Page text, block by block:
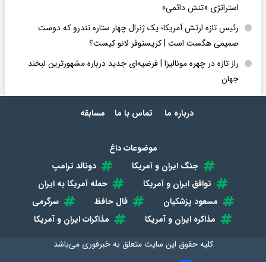
استراتژی «تنش دائمی»
رئیس تازه ارتش آمریکا؛ یک ژنرال چهار ستاره تندرو که دوست
صمیمی هگست است | کریستوفر لانو کیست؟
راز تازه در چهره مونالیزا | فرضیه‌ای جدید درباره مشهورترین لبخند
جهان
درباره ما تماس با ما مسابقه
موضوعات داغ
جنگ ایران و آمریکا
دونالد ترامپ
توافق ایران و آمریکا
حمله آمریکا به ایران
مسعود پزشکیان
فال حافظ
سرگرمی
مذاکره ایران و آمریکا
مذاکرات ایران و آمریکا
کلیه حقوق این سایت متعلق بهخبرفوری می‌باشد